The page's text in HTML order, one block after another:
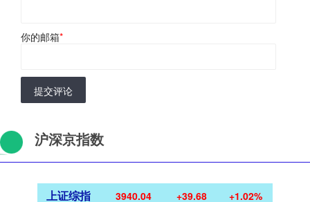
你的邮箱*
提交评论
沪深京指数
上证综指 3940.04 +39.68 +1.02%